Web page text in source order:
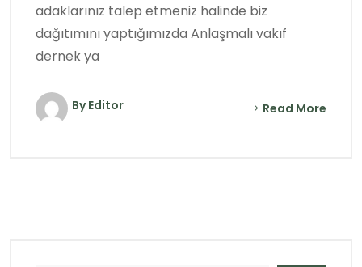
adaklarınız talep etmeniz halinde biz
dağıtımını yaptığımızda Anlaşmalı vakıf
dernek ya
By Editor Read More